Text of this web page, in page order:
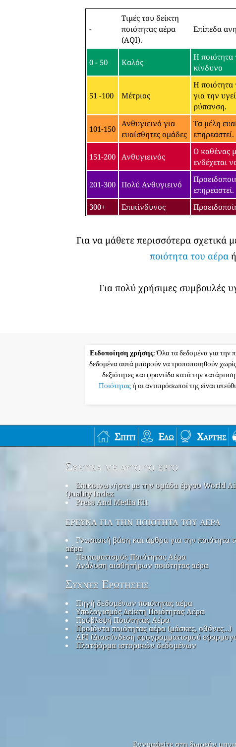
-
Τιμές του δείκτη
ποιότητας αέρα
(AQI).
Επίπεδα
0 - 50 Καλός
Η ποιότητα
κίνδυνο
51 -100 Μέτριος
Η ποιότητα
για την
ρύπανση.
101-150
Ανθυγιεινό για
ευαίσθητες ομάδες
Τα μέλη
επηρεαστεί.
151-200 Ανθυγιεινός
Ο καθένας
ενδέχεται
201-300 Πολύ Ανθυγιεινό
επηρεαστεί.
300+
Επικίνδυνος
Για να μάθετε περισσότερα σχετικά
ποιότητα του αέρα
Για πολύ χρήσιμες συμβουλές
Ειδοποίηση χρήσης: Όλα τα δεδομένα για την
δεδομένα αυτά μπορούν να τροποποιηθούν
δεξιότητες και φροντίδα κατά την
Ποιότηταςή οι αντιπρόσωποί της είναι
Σπίτι Εδώ Χάρτης
Σχετικά με αυτό το έργο
Επικοινωνήστε με την ομάδα έργου World
Quality Index
Press And Media Kit
έρευνα για την ποιότητα του αέρα
Γνωσιακή βάση και άρθρα για την ποιότητα
αέρα
Πειραματισμός Ποιότητας Αέρα
Ανάλυση αισθητήρων ποιότητας αέρα
Συχνές Ερωτήσεις
Πηγή δεδομένων ποιότητας αέρα
Υπολογισμός Δείκτη Ποιότητας Αέρα
Πρόβλεψη Ποιότητας Αέρα
Προϊόντα ποιότητας αέρα (μάσκες, οθόνες…)
API (Διασύνδεση προγραμματισμού
Πλατφόρμα ιστορικών δεδομένων
Εγγραφείτε στη δωρεάν